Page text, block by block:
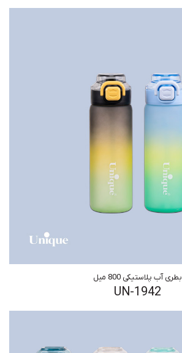
بطری آب پلاستیکی 800 میل
UN-1942